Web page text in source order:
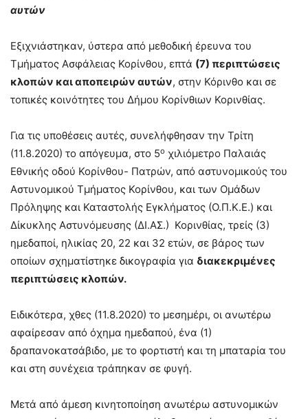
αυτών
Εξιχνιάστηκαν, ύστερα από μεθοδική έρευνα του
Τμήματος Ασφάλειας Κορίνθου, επτά (7) περιπτώσεις
κλοπών και αποπειρών αυτών, στην Κόρινθο και σε
τοπικές κοινότητες του Δήμου Κορίνθιων Κορινθίας.
Για τις υποθέσεις αυτές, συνελήφθησαν την Τρίτη
(11.8.2020) το απόγευμα, στο 5ο χιλιόμετρο Παλαιάς
Εθνικής οδού Κορίνθου- Πατρών, από αστυνομικούς του
Αστυνομικού Τμήματος Κορίνθου, και των Ομάδων
Πρόληψης και Καταστολής Εγκλήματος (Ο.Π.Κ.Ε.) και
Δίκυκλης Αστυνόμευσης (ΔΙ.ΑΣ.) Κορινθίας, τρείς (3)
ημεδαποί, ηλικίας 20, 22 και 32 ετών, σε βάρος των
οποίων σχηματίστηκε δικογραφία για διακεκριμένες
περιπτώσεις κλοπών.
Ειδικότερα, χθες (11.8.2020) το μεσημέρι, οι ανωτέρω
αφαίρεσαν από όχημα ημεδαπού, ένα (1)
δραπανοκατσάβιδο, με το φορτιστή και τη μπαταρία του
και στη συνέχεια τράπηκαν σε φυγή.
Μετά από άμεση κινητοποίηση ανωτέρω αστυνομικών